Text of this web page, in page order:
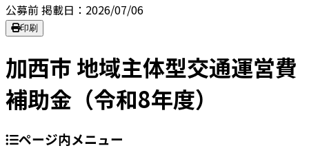
公募前掲載日：2026/07/06
印刷
加西市 地域主体型交通運営費
補助金（令和8年度）
ページ内メニュー